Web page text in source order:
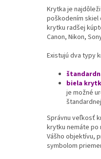
Krytka je
poškodením skiel
krytku radšej
Canon, Nikon,
Existujú dva typy
biela
je možné
Správnu veľkosť
krytku nemáte po
Vášho objektívu,
symbolom